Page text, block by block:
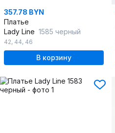
357.78 BYN
Платье
Lady Line 1585 черный
42, 44, 46
В корзину